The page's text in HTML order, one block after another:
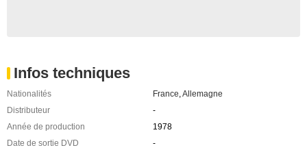
Infos techniques
Nationalités France,Allemagne
Distributeur
-
Année de production
1978
Date de sortie DVD
-